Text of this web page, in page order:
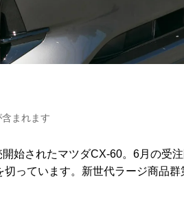
まれます
始されたマツダCX-60。6月の受
っています。新世代ラージ商品